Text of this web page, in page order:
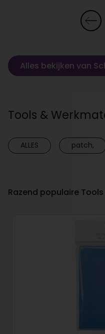
Alles bekijken van
Tools &
ALLES patch,
Razend populaire